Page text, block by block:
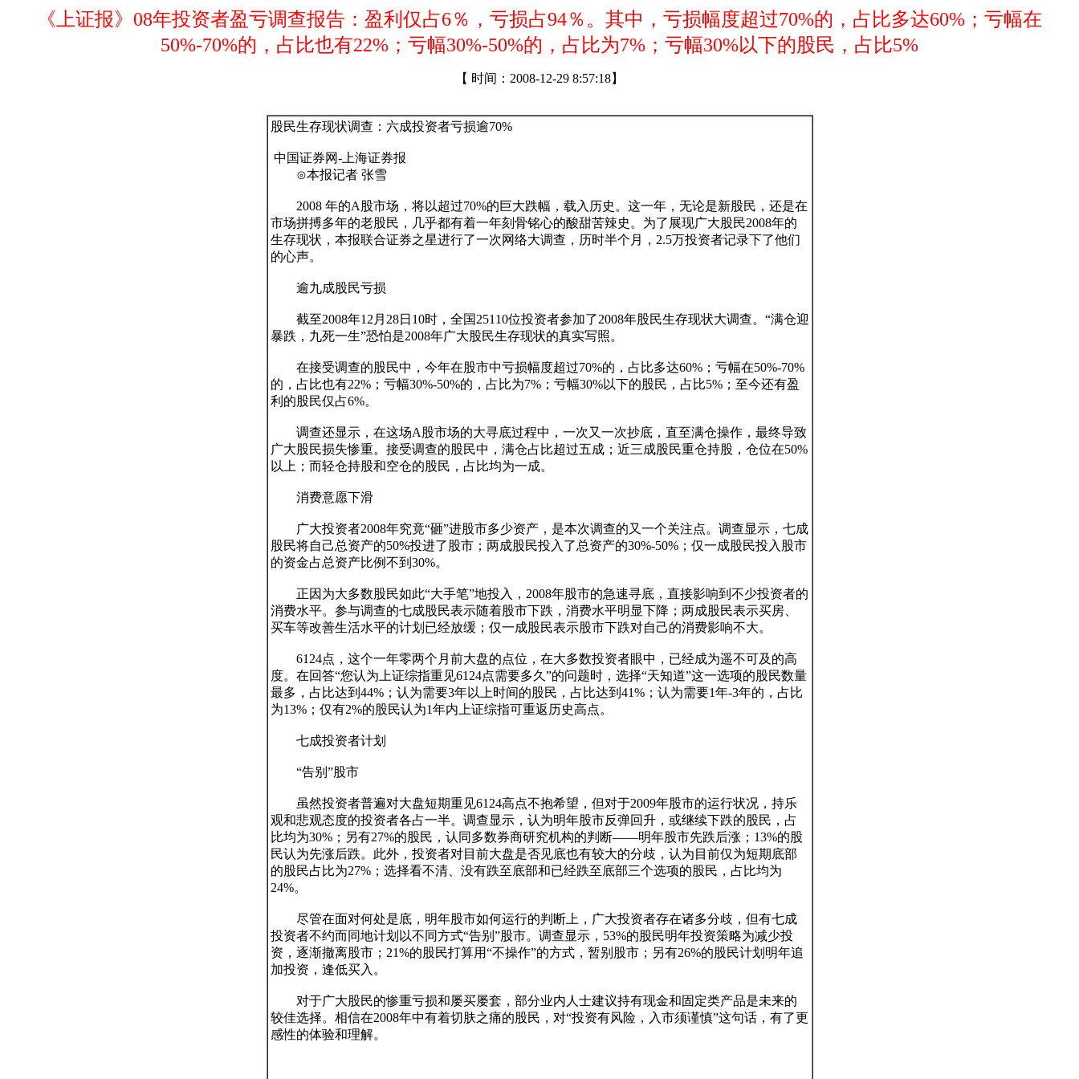
《上证报》08年投资者盈亏调查报告：盈利仅占6％，亏损占94％。其中，亏损幅度超过70%的，占比多达60%；亏幅在
50%-70%的，占比也有22%；亏幅30%-50%的，占比为7%；亏幅30%以下的股民，占比5%
【 时间：2008-12-29 8:57:18】
股民生存现状调查：六成投资者亏损逾70%
⊙本报记者 张雪
2008 年的A股市场，将以超过70%的巨大跌幅，载入历史。这一年，无论是新股民，还是在
市场拼搏多年的老股民，几乎都有着一年刻骨铭心的酸甜苦辣史。为了展现广大股民2008年的
生存现状，本报联合证券之星进行了一次网络大调查，历时半个月，2.5万投资者记录下了他们
的心声。
逾九成股民亏损
截至2008年12月28日10时，全国25110位投资者参加了2008年股民生存现状大调查。“满仓迎
暴跌，九死一生”恐怕是2008年广大股民生存现状的真实写照。
在接受调查的股民中，今年在股市中亏损幅度超过70%的，占比多达60%；亏幅在50%-70%
的，占比也有22%；亏幅30%-50%的，占比为7%；亏幅30%以下的股民，占比5%；至今还有盈
利的股民仅占6%。
调查还显示，在这场A股市场的大寻底过程中，一次又一次抄底，直至满仓操作，最终导致
广大股民损失惨重。接受调查的股民中，满仓占比超过五成；近三成股民重仓持股，仓位在50%
以上；而轻仓持股和空仓的股民，占比均为一成。
消费意愿下滑
广大投资者2008年究竟“砸”进股市多少资产，是本次调查的又一个关注点。调查显示，七成
股民将自己总资产的50%投进了股市；两成股民投入了总资产的30%-50%；仅一成股民投入股市
的资金占总资产比例不到30%。
正因为大多数股民如此“大手笔”地投入，2008年股市的急速寻底，直接影响到不少投资者的
消费水平。参与调查的七成股民表示随着股市下跌，消费水平明显下降；两成股民表示买房、
买车等改善生活水平的计划已经放缓；仅一成股民表示股市下跌对自己的消费影响不大。
6124点，这个一年零两个月前大盘的点位，在大多数投资者眼中，已经成为遥不可及的高
度。在回答“您认为上证综指重见6124点需要多久”的问题时，选择“天知道”这一选项的股民数量
最多，占比达到44%；认为需要3年以上时间的股民，占比达到41%；认为需要1年-3年的，占比
为13%；仅有2%的股民认为1年内上证综指可重返历史高点。
七成投资者计划
“告别”股市
虽然投资者普遍对大盘短期重见6124高点不抱希望，但对于2009年股市的运行状况，持乐
观和悲观态度的投资者各占一半。调查显示，认为明年股市反弹回升，或继续下跌的股民，占
比均为30%；另有27%的股民，认同多数券商研究机构的判断——明年股市先跌后涨；13%的股
民认为先涨后跌。此外，投资者对目前大盘是否见底也有较大的分歧，认为目前仅为短期底部
的股民占比为27%；选择看不清、没有跌至底部和已经跌至底部三个选项的股民，占比均为
24%。
尽管在面对何处是底，明年股市如何运行的判断上，广大投资者存在诸多分歧，但有七成
投资者不约而同地计划以不同方式“告别”股市。调查显示，53%的股民明年投资策略为减少投
资，逐渐撤离股市；21%的股民打算用“不操作”的方式，暂别股市；另有26%的股民计划明年追
加投资，逢低买入。
对于广大股民的惨重亏损和屡买屡套，部分业内人士建议持有现金和固定类产品是未来的
较佳选择。相信在2008年中有着切肤之痛的股民，对“投资有风险，入市须谨慎”这句话，有了更
感性的体验和理解。